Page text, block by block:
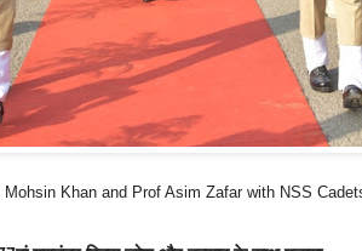
Khan and Prof Asim Zafar with NSS